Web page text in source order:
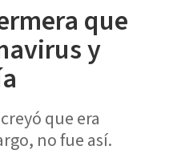
que
y
que era
no fue así.